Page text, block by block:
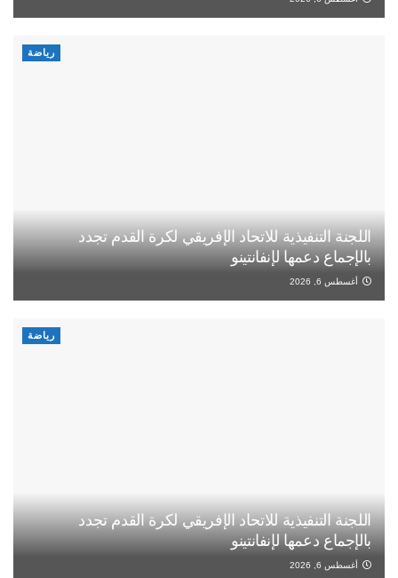
رياضة
اللجنة التنفيذية للاتحاد الإفريقي لكرة القدم تجدد
بالإجماع دعمها لإنفانتينو
أغسطس 6, 2026
رياضة
اللجنة التنفيذية للاتحاد الإفريقي لكرة القدم تجدد
بالإجماع دعمها لإنفانتينو
أغسطس 6, 2026